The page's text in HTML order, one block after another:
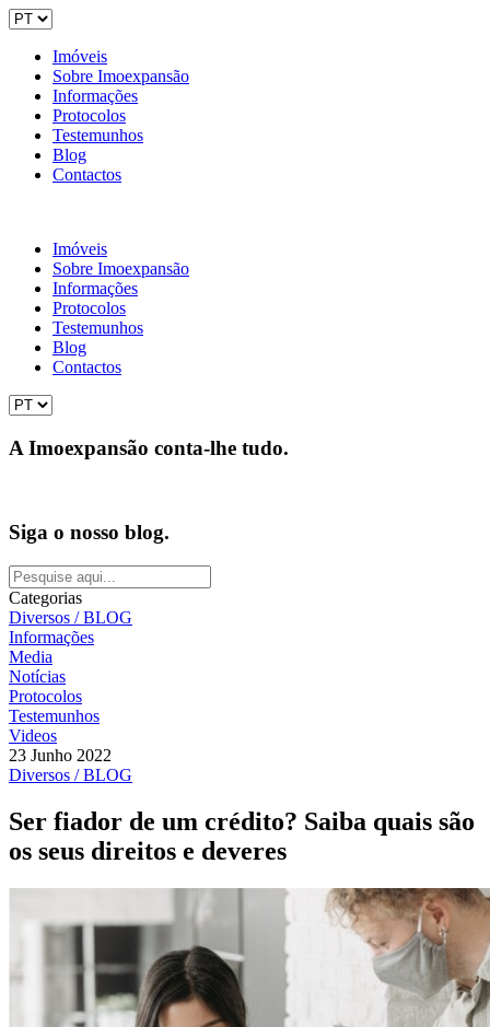
Imóveis
Sobre Imoexpansão
Informações
Protocolos
Testemunhos
Blog
Contactos
Imóveis
Sobre Imoexpansão
Informações
Protocolos
Testemunhos
Blog
Contactos
A Imoexpansão conta-lhe tudo.
Siga o nosso blog.
Categorias
Diversos / BLOG
Informações
Media
Notícias
Protocolos
Testemunhos
Videos
23 Junho 2022
Diversos / BLOG
Ser fiador de um crédito? Saiba quais são
os seus direitos e deveres